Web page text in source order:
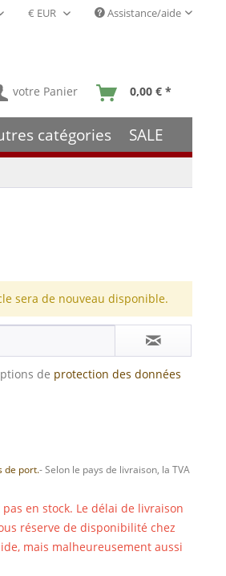
FR Assistance/aide
votre Panier 0,00 € *
catégories SALE
sera de nouveau disponible.
de protection des données
de port.- Selon le pays de livraison, la TVA
en stock. Le délai de livraison
réserve de disponibilité chez
mais malheureusement aussi